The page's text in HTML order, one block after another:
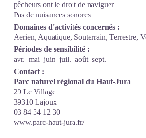
pêcheurs ont le droit de naviguer
Pas de nuisances sonores
Domaines d'activités concernés :
Aerien, Aquatique, Souterrain, Terrestre,
Périodes de sensibilité :
avr. mai juin juil. août sept.
Contact :
Parc naturel régional du Haut-Jura
29 Le Village
39310 Lajoux
03 84 34 12 30
www.parc-haut-jura.fr/